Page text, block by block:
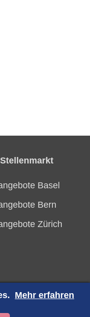
Basel
Bern
Zürich
Mehr erfahren